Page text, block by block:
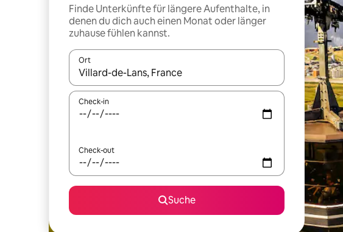
Finde Unterkünfte für längere Aufenthalte, in
denen du dich auch einen Monat oder länger
zuhause fühlen kannst.
Ort
Wenn Ergebnisse verfügbar sind, navigiere mit den Pfeiltasten
Check-in
Check-out
Suche